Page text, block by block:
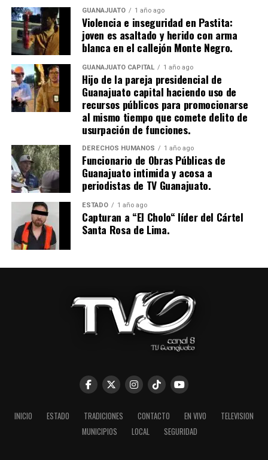
GUANAJUATO 1 año ago
Violencia e inseguridad en Pastita:
joven es asaltado y herido con arma
blanca en el callejón Monte Negro.
GUANAJUATO CAPITAL 1 año ago
Hijo de la pareja presidencial de
Guanajuato capital haciendo uso de
recursos públicos para promocionarse
al mismo tiempo que comete delito de
usurpación de funciones.
DERECHOS HUMANOS 1 año ago
Funcionario de Obras Públicas de
Guanajuato intimida y acosa a
periodistas de TV Guanajuato.
ESTADO 1 año ago
Capturan a “El Cholo“ líder del Cártel
Santa Rosa de Lima.
INICIO ESTADO TRADICIONES CONTACTO EN VIVO
TELEVISION
MUNICIPIOS
LOCAL SEGURIDAD